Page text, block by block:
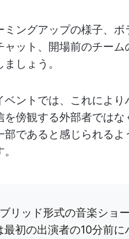
ミングアップの様子、ボ
ャット、開場前のチーム
しょう。
ベントでは、これにより
を傍観する外部者ではな
部であると感じられるよ
リッド形式の音楽ショ
最初の出演者の10分前に